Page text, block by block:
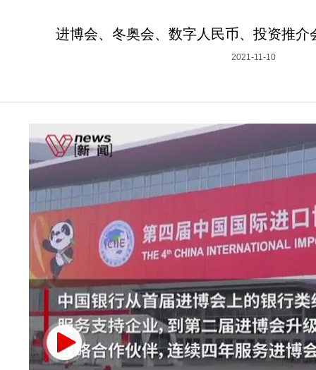
进博会、冬奥会、数字人民币、投资推介
2021-11-10